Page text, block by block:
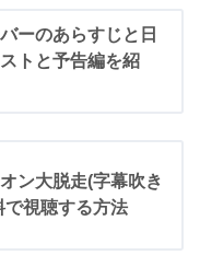
ーのあらすじと日
トと予告編を紹
ン大脱走(字幕吹き
視聴する方法